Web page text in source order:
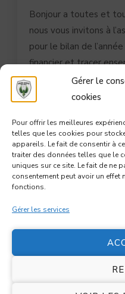
Gérer le
cookies
Pour offrir les meilleures
telles que les cookies pour
appareils. Le fait de consentir à
traiter des données telles que le
uniques sur ce site. Le fait de ne
consentement peut avoir un effet
fonctions.
Gérer les services
Bonjour a toutes et
nous vous invitons à
pour le bilan de
financier et tracer